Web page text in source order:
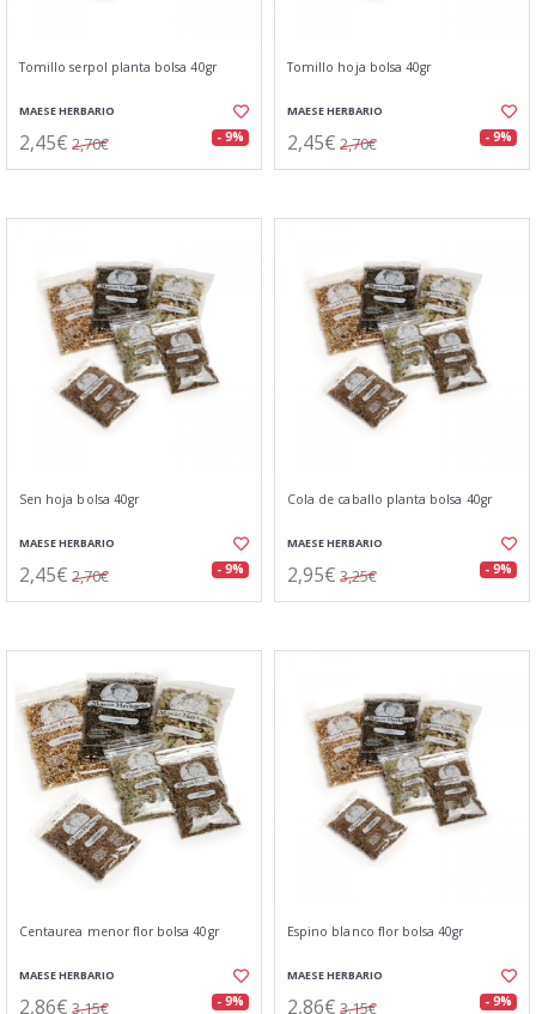
Tomillo serpol planta bolsa 40gr
MAESE HERBARIO
2,45€ 2,70€ - 9%
Tomillo hoja bolsa 40gr
MAESE HERBARIO
2,45€ 2,70€ - 9%
Sen hoja bolsa 40gr
MAESE HERBARIO
2,45€ 2,70€ - 9%
Cola de caballo planta bolsa 40gr
MAESE HERBARIO
2,95€ 3,25€ - 9%
Centaurea menor flor bolsa 40gr
MAESE HERBARIO
2,86€ 3,15€ - 9%
Espino blanco flor bolsa 40gr
MAESE HERBARIO
2,86€ 3,15€ - 9%